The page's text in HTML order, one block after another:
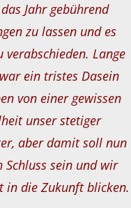
Jahr gebührend
zu lassen und es
verabschieden. Lange
ein tristes Dasein
von einer gewissen
unser stetiger
aber damit soll nun
Schluss sein und wir
in die Zukunft blicken.